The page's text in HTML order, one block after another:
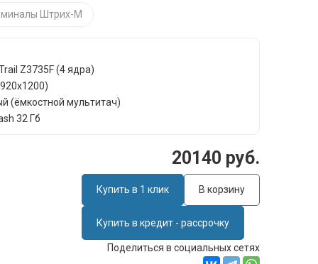
Штрих-М
Z3735F (4 ядра)
(ёмкостной мультитач)
32 Гб
20140 руб.
Купить в 1 клик В корзину
Купить в кредит - рассрочку
Поделиться в социальных сетях